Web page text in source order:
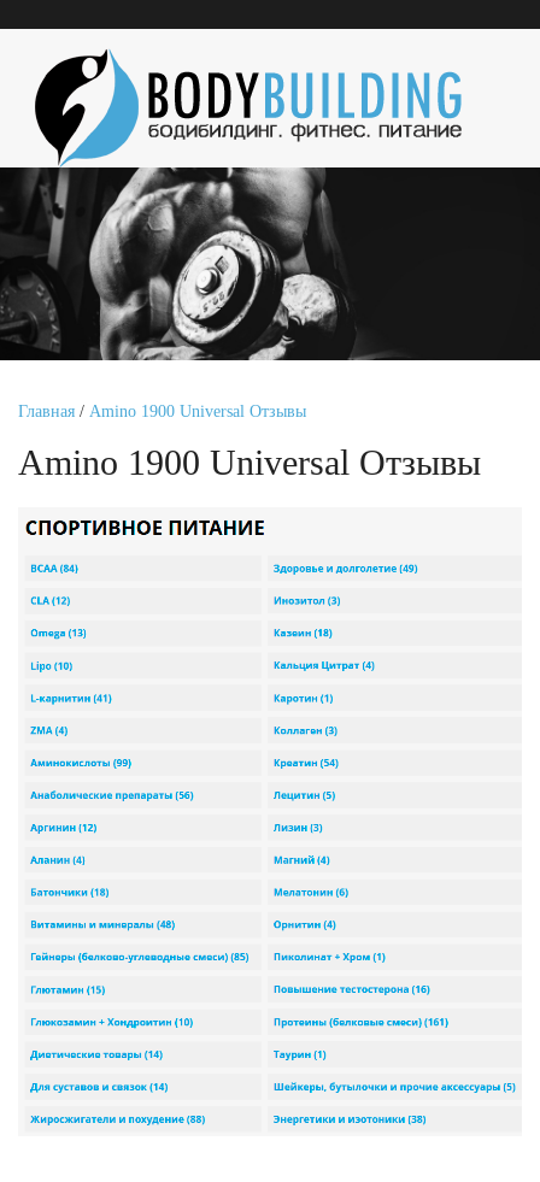
Главная / Amino 1900 Universal Отзывы
Amino 1900 Universal Отзывы